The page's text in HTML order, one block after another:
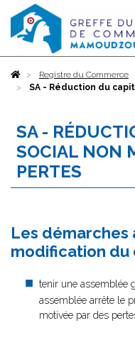
AccueilRegistre du Commerce
SA - Réduction du
SA -
SOCIAL NON
PERTES
Les démarches
modification du
tenir une assemblée
assemblée arrête le
motivée par des